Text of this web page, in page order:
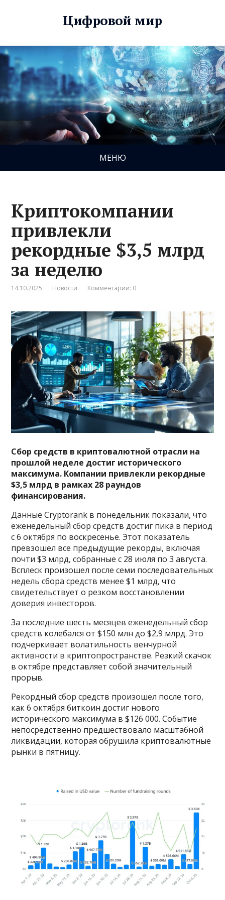
Цифровой мир
МЕНЮ
Криптокомпании
привлекли
рекордные $3,5 млрд
за неделю
14.10.2025 Новости Комментарии: 0
Сбор средств в криптовалютной отрасли на
прошлой неделе достиг исторического
максимума. Компании привлекли рекордные
$3,5 млрд в рамках 28 раундов
финансирования.
Данные Cryptorank в понедельник показали, что
еженедельный сбор средств достиг пика в период
с 6 октября по воскресенье. Этот показатель
превзошел все предыдущие рекорды, включая
почти $3 млрд, собранные с 28 июля по 3 августа.
Всплеск произошел после семи последовательных
недель сбора средств менее $1 млрд, что
свидетельствует о резком восстановлении
доверия инвесторов.
За последние шесть месяцев еженедельный сбор
средств колебался от $150 млн до $2,9 млрд. Это
подчеркивает волатильность венчурной
активности в криптопространстве. Резкий скачок
в октябре представляет собой значительный
прорыв.
Рекордный сбор средств произошел после того,
как 6 октября биткоин достиг нового
исторического максимума в $126 000. Событие
непосредственно предшествовало масштабной
ликвидации, которая обрушила криптовалютные
рынки в пятницу.